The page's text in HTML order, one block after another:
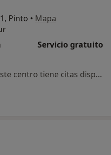
Pinto • Mapa
Servicio gratuito
Ningún profesional de este centro tiene citas disponibles